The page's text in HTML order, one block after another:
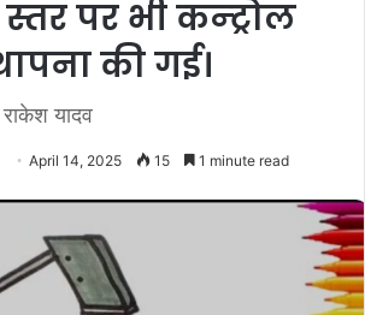
स्तर पर भी कन्ट्रोल
की गई।
यादव
April 14, 2025 15 1 minute read